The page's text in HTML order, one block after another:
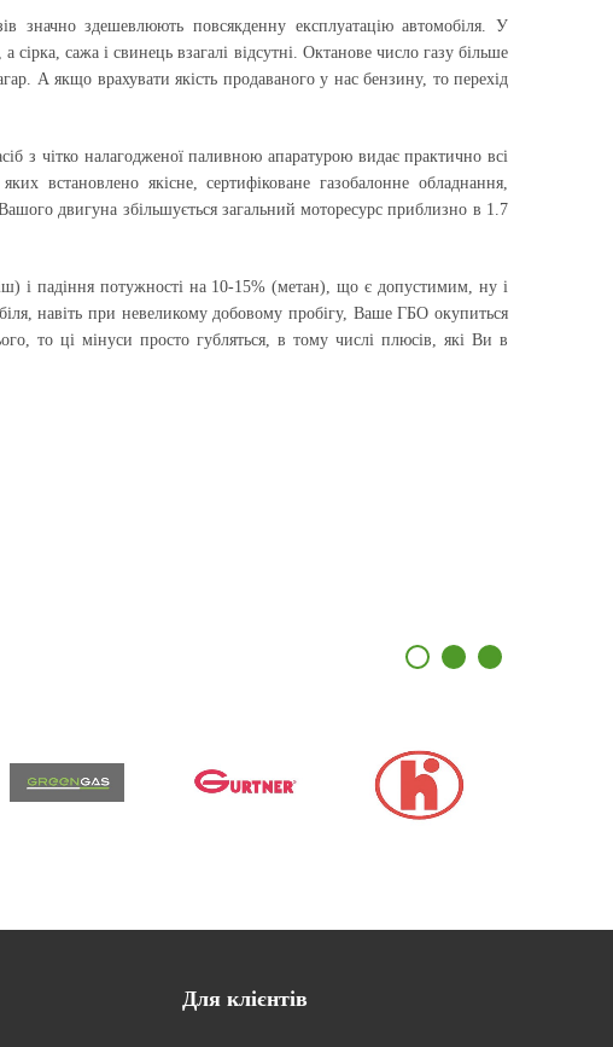
значно здешевлюють повсякденну експлуатацію автомобіля. У
сажа і свинець взагалі відсутні. Октанове число газу більше
А якщо врахувати якість продаваного у нас бензину, то перехід
з чітко налагодженої паливною апаратурою видає практично всі
встановлено якісне, сертифіковане газобалонне обладнання,
двигуна збільшується загальний моторесурс приблизно в 1.7
і падіння потужності на 10-15% (метан), що є допустимим, ну і
навіть при невеликому добовому пробігу, Ваше ГБО окупиться
то ці мінуси просто губляться, в тому числі плюсів, які Ви в
Для клієнтів